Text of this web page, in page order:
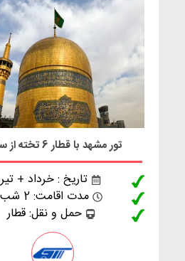
تور مشهد با قطار 6 تخته از ساری
تاریخ : خرداد + تیر
مدت اقامت: 2 شب
حمل و نقل: قطار